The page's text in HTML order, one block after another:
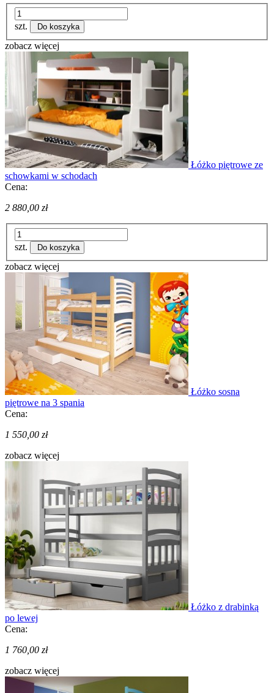
szt. Do koszyka
zobacz więcej
Łóżko piętrowe ze
schowkami w schodach
Cena:
2 880,00 zł
szt. Do koszyka
zobacz więcej
Łóżko sosna
piętrowe na 3 spania
Cena:
1 550,00 zł
zobacz więcej
Łóżko z drabinką
po lewej
Cena:
1 760,00 zł
zobacz więcej